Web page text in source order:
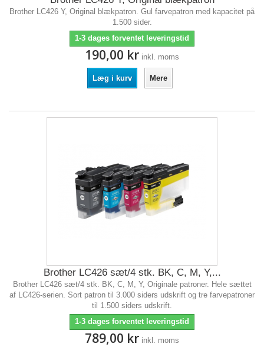
Brother LC426 Y, Original blækpatron. Gul farvepatron med kapacitet på
1.500 sider.
1-3 dages forventet leveringstid
190,00 kr inkl. moms
Læg i kurv Mere
Brother LC426 sæt/4 stk. BK, C, M, Y,...
Brother LC426 sæt/4 stk. BK, C, M, Y, Originale patroner. Hele sættet
af LC426-serien. Sort patron til 3.000 siders udskrift og tre farvepatroner
til 1.500 siders udskrift.
1-3 dages forventet leveringstid
789,00 kr inkl. moms